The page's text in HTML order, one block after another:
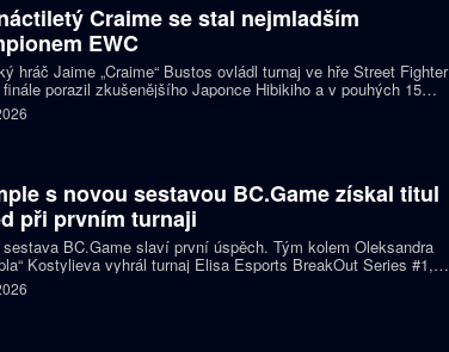
Craime se stal nejmladším
EWC
hráč Jaime „Craime“ Bustos ovládl turnaj ve hře Street Fighter
porazil zkušenějšího Japonce Hibikiho a v pouhých 15
se stal nejmladším vítězem v historii Esports World Cupu.
s novou sestavou BC.Game získal titul
při prvním turnaji
sestava BC.Game slaví první úspěch. Tým kolem Oleksandra
Kostylieva vyhrál turnaj Elisa Esports BreakOut Series #1,
finále porazil ENCE 2:0. Rozhodující mapa dospěla do
v němž ukrajinská hvězda předvedla klíčovou akci.